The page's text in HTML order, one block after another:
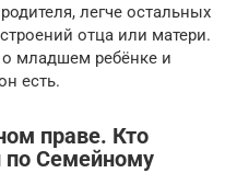
легче остальных
отца или матери.
о младшем ребёнке и
есть.
праве. Кто
по Семейному